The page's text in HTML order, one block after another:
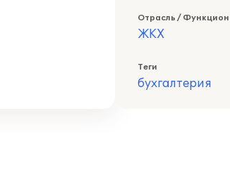
Отрасль /
ЖКХ
Теги
бухгалтерия